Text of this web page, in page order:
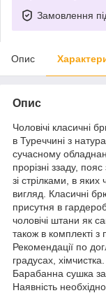
Замовлення
Опис
Опис
Чоловічі класичні
в Туреччині з
сучасному
прорізні ззаду,
зі стрілками, в
вигляд. Класичні
присутня в
чоловічі штани як
також в комплекті
Рекомендації по
градусах,
Барабанна сушка
Наявність